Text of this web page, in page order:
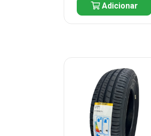
Adicionar